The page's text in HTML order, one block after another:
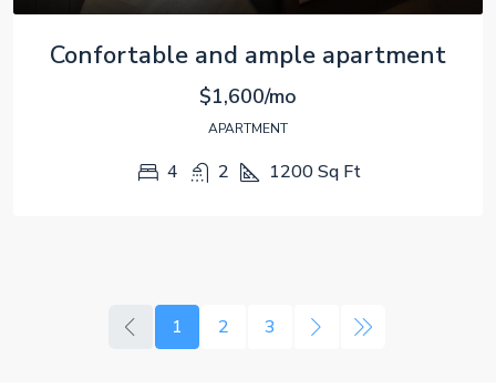
Confortable and ample apartment
$1,600/mo
APARTMENT
4 2 1200 Sq Ft
1 2 3